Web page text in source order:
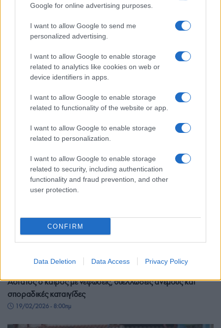
Google for online advertising purposes.
I want to allow Google to send me
personalized advertising.
I want to allow Google to enable storage
related to analytics like cookies on web or
device identifiers in apps.
I want to allow Google to enable storage
related to functionality of the website or app.
I want to allow Google to enable storage
related to personalization.
I want to allow Google to enable storage
related to security, including authentication
functionality and fraud prevention, and other
user protection.
CONFIRM
Data Deletion Data Access Privacy Policy
ΕΛΛΑΔΑ
Κακοκαιρία με ισχυρές βροχές και χαλαζοπτώσεις μέχρι το
μεσημέρι
21/02/2026 - 8:07πμ
ΕΛΛΑΔΑ
Άστατος ο καιρός με νεφώσεις, θυελλώδεις ανέμους και
σποραδικές καταιγίδες
19/02/2026 - 8:00πμ